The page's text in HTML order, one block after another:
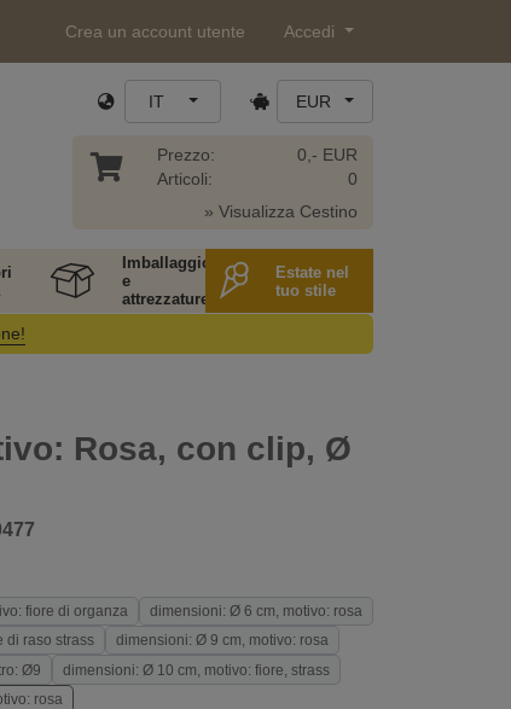
Crea un account utente Accedi
IT EUR
Prezzo:
Articoli:
0,- EUR
0
» Visualizza Cestino
Imballaggio
e
attrezzature
Estate nel
tuo stile
Rosa, con clip, Ø
fiore di organza
dimensioni: Ø 6 cm, motivo: rosa
di raso strass
dimensioni: Ø 9 cm, motivo: rosa
Ø9
dimensioni: Ø 10 cm, motivo: fiore, strass
rosa